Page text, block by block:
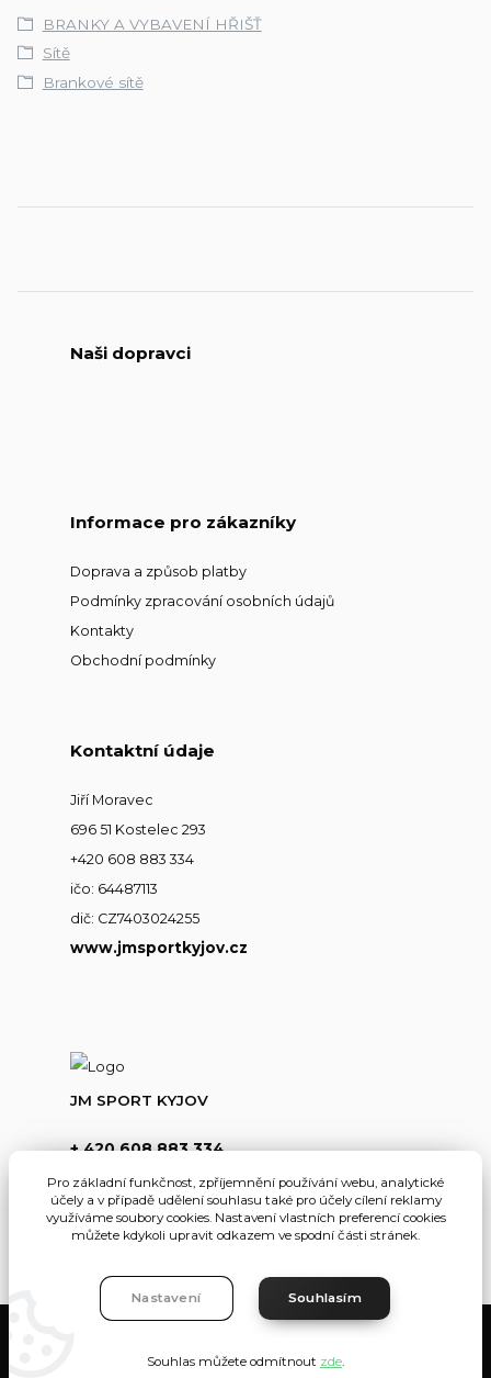
BRANKY A VYBAVENÍ HŘIŠŤ
Sítě
Brankové sítě
Naši dopravci
Informace pro zákazníky
Doprava a způsob platby
Podmínky zpracování osobních údajů
Kontakty
Obchodní podmínky
Kontaktní údaje
Jiří Moravec
696 51 Kostelec 293
+420 608 883 334
ičo: 64487113
dič: CZ7403024255
www.jmsportkyjov.cz
JM SPORT KYJOV
+ 420 608 883 334
info@jmsportkyjov.cz
Eshop-rychle.cz
Pro základní funkčnost, zpříjemnění používání webu, analytické
účely a v případě udělení souhlasu také pro účely cílení reklamy
využíváme soubory cookies. Nastavení vlastních preferencí cookies
můžete kdykoli upravit odkazem ve spodní části stránek.
Nastavení Souhlasím
Souhlas můžete odmítnout zde.